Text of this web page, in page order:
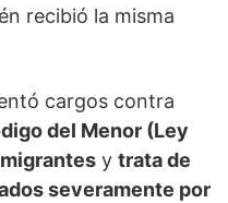
recibió la misma
cargos contra
del Menor (Ley
y trata de
severamente por